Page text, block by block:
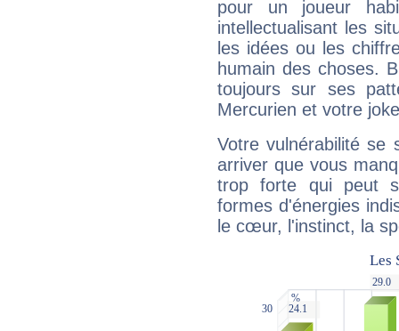
pour un joueur
intellectualisant les
les idées ou les
humain des choses.
toujours sur ses
Mercurien et votre
Votre vulnérabilité se
arriver que vous
trop forte qui peut
formes d'énergies
le cœur, l'instinct, la